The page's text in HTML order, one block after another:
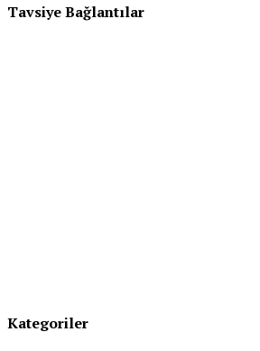
Tavsiye Bağlantılar
Kategoriler